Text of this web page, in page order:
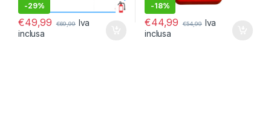
-29%
€49,99 €69,99 Iva
inclusa
-18%
€44,99 €54,99 Iva
inclusa